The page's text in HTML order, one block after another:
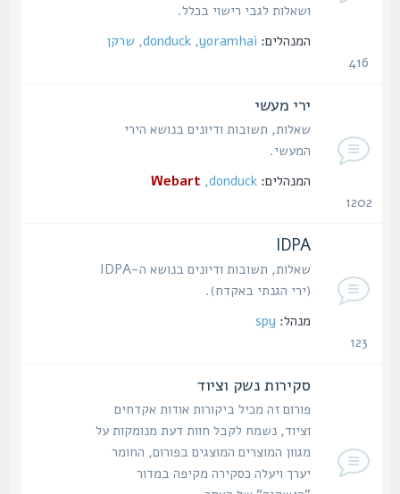
ושאלות לגבי רישוי בכלל.
המנהלים: yoramhai
,
donduck
,שרקן
ירי מעשי
שאלות, תשובות ודיונים בנושא הירי
המעשי.
המנהלים: donduck
,
Webart
IDPA
שאלות, תשובות ודיונים בנושא ה-IDPA
(ירי הגנתי באקדח).
מנהל: spy
סקירות נשק וציוד
פורום זה מכיל ביקורות אודות אקדחים
וציוד, נשמח לקבל חוות דעת מנומקות על
מגוון המוצרים המוצגים בפורום, החומר
יערך ויעלה כסקירה מקיפה במדור